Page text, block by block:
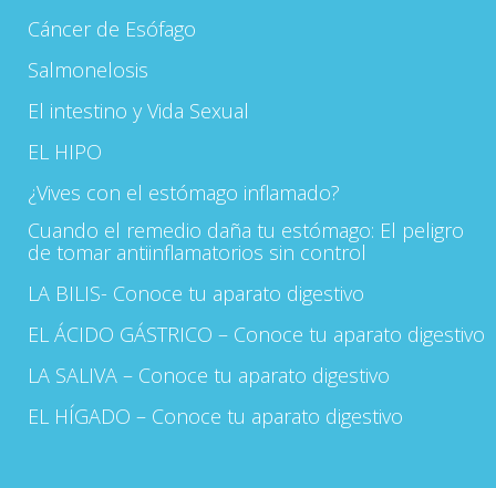
Cáncer de Esófago
Salmonelosis
El intestino y Vida Sexual
EL HIPO
¿Vives con el estómago inflamado?
Cuando el remedio daña tu estómago: El peligro
de tomar antiinflamatorios sin control
LA BILIS- Conoce tu aparato digestivo
EL ÁCIDO GÁSTRICO – Conoce tu aparato digestivo
LA SALIVA – Conoce tu aparato digestivo
EL HÍGADO – Conoce tu aparato digestivo